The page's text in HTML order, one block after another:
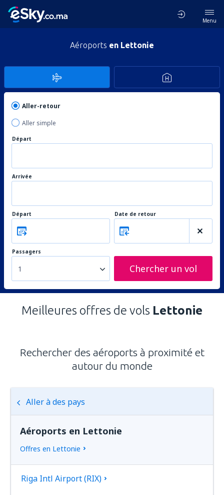
Menu
Aéroports en Lettonie
Aller-retour
Aller simple
Départ
Arrivée
Départ Date de retour
Passagers
1 Chercher un vol
Meilleures offres de vols Lettonie
Rechercher des aéroports à proximité et
autour du monde
Aller à des pays
Aéroports en Lettonie
Offres en Lettonie
Riga Intl Airport (RIX)